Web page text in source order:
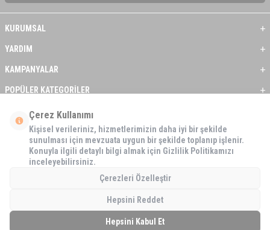
KURUMSAL
YARDIM
KAMPANYALAR
POPÜLER KATEGORİLER
ÜYE / BAYİ
ÖNE ÇIKAN ÜRÜNLER
BASKI REHBERİ
Çerez Kullanımı
Kişisel verileriniz, hizmetlerimizin daha iyi bir şekilde
sunulması için mevzuata uygun bir şekilde toplanıp işlenir.
Konuyla ilgili detaylı bilgi almak için Gizlilik Politikamızı
inceleyebilirsiniz.
Çerezleri Özelleştir
Hepsini Reddet
Hepsini Kabul Et